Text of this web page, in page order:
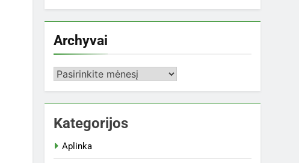
Archyvai
Archyvai
Kategorijos
Aplinka